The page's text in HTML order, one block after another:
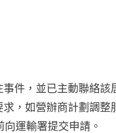
事件，並已主動聯絡
求，如營辦商計劃調
向運輸署提交申請。